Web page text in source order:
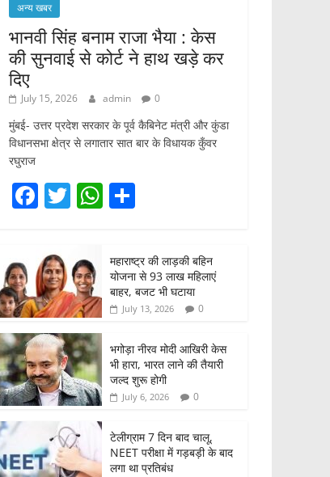
अन्य खबर
भानवी सिंह बनाम राजा भैया : केस
की सुनवाई से कोर्ट ने हाथ खड़े कर
दिए
July 15, 2026 admin 0
मुंबई- उत्तर प्रदेश सरकार के पूर्व कैबिनेट मंत्री और कुंडा
विधानसभा क्षेत्र से लगातार सात बार के विधायक कुँवर
रघुराज
F
c
e
b
o
o
k
T
er
W
s
A
p
p
ar
e
महाराष्ट्र की लाड़की बहिन
योजना से 93 लाख महिलाएं
बाहर, बजट भी घटाया
July 13, 2026 0
भगोड़ा नीरव मोदी आखिरी केस
भी हारा, भारत लाने की तैयारी
जल्द शुरू होगी
July 6, 2026 0
टेलीग्राम 7 दिन बाद चालू,
NEET परीक्षा में गड़बड़ी के बाद
लगा था प्रतिबंध